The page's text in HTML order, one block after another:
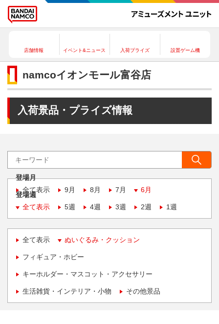
店舗情報 イベント&ニュース 入荷プライズ 設置ゲーム機
namcoイオンモール富谷店
入荷景品・プライズ情報
登場月
全て表示
9月 8月 7月 6月
登場週
全て表示
5週 4週 3週 2週 1週
全て表示 ぬいぐるみ・クッション
フィギュア・ホビー
キーホルダー・マスコット・アクセサリー
生活雑貨・インテリア・小物 その他景品